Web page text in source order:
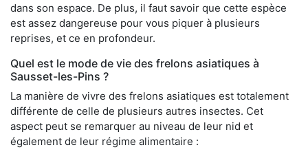
dans son espace. De plus, il faut savoir que cette espèce
est assez dangereuse pour vous piquer à plusieurs
reprises, et ce en profondeur.
Quel est le mode de vie des frelons asiatiques à
Sausset-les-Pins ?
La manière de vivre des frelons asiatiques est totalement
différente de celle de plusieurs autres insectes. Cet
aspect peut se remarquer au niveau de leur nid et
également de leur régime alimentaire :